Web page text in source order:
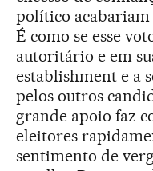
político acabariam
É como se esse
autoritário e em
establishment e a
pelos outros
grande apoio faz
eleitores
sentimento de